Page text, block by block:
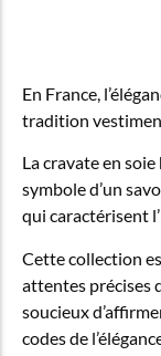
En France,
tradition
La cravate en
symbole d’un
qui caractérisent
Cette collection
attentes précises
soucieux
codes de